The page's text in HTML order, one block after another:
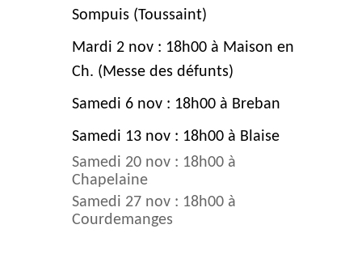
Sompuis (Toussaint)
Mardi 2 nov : 18h00 à Maison en
Ch. (Messe des défunts)
Samedi 6 nov : 18h00 à Breban
Samedi 13 nov : 18h00 à Blaise
Samedi 20 nov : 18h00 à
Chapelaine
Samedi 27 nov : 18h00 à
Courdemanges